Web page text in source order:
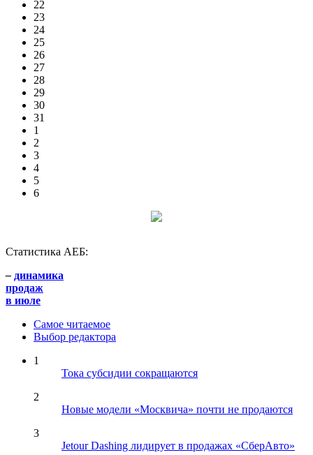
22
23
24
25
26
27
28
29
30
31
1
2
3
4
5
6
Статистика АЕБ:
– динамика
продаж
в июле
Самое читаемое
Выбор редактора
1
Тока субсидии сокращаются
2
Новые модели «Москвича» почти не продаются
3
Jetour Dashing лидирует в продажах «СберАвто»